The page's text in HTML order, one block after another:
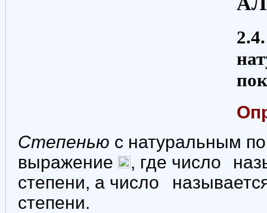
Степенью с натуральным
выражение
, где число
степени, а число
степени.